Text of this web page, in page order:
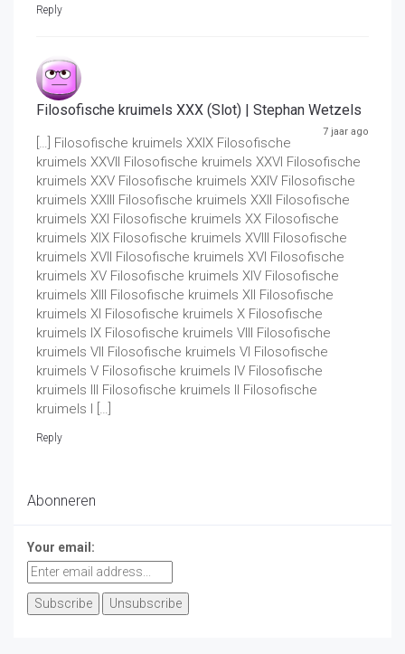
Reply
Filosofische kruimels XXX (Slot) | Stephan Wetzels
7 jaar ago
[…] Filosofische kruimels XXIX Filosofische
kruimels XXVII Filosofische kruimels XXVI Filosofische
kruimels XXV Filosofische kruimels XXIV Filosofische
kruimels XXIII Filosofische kruimels XXII Filosofische
kruimels XXI Filosofische kruimels XX Filosofische
kruimels XIX Filosofische kruimels XVIII Filosofische
kruimels XVII Filosofische kruimels XVI Filosofische
kruimels XV Filosofische kruimels XIV Filosofische
kruimels XIII Filosofische kruimels XII Filosofische
kruimels XI Filosofische kruimels X Filosofische
kruimels IX Filosofische kruimels VIII Filosofische
kruimels VII Filosofische kruimels VI Filosofische
kruimels V Filosofische kruimels IV Filosofische
kruimels III Filosofische kruimels II Filosofische
kruimels I […]
Reply
Abonneren
Your email: